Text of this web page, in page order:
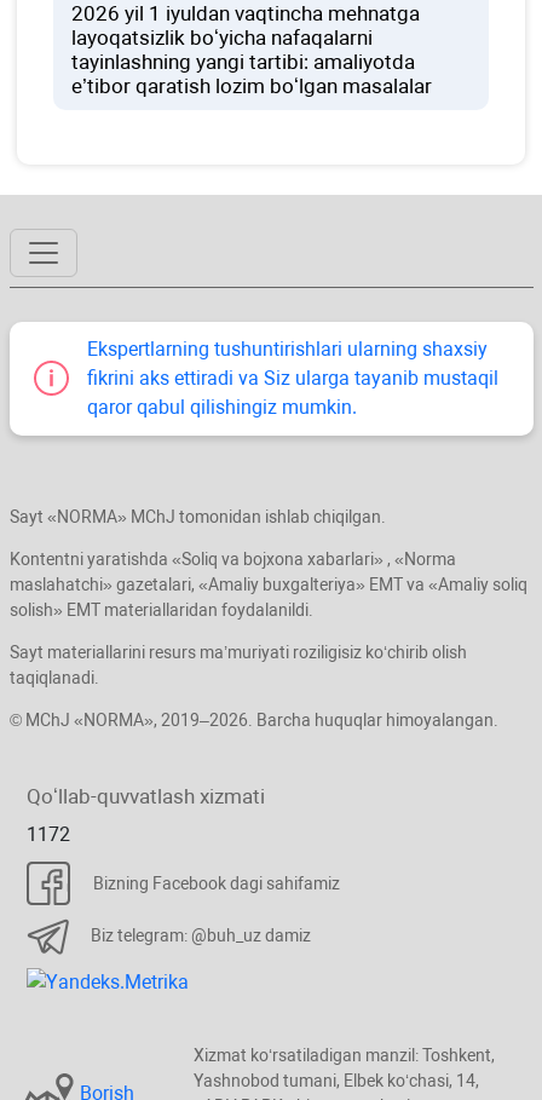
2026 yil 1 iyuldan vaqtincha mehnatga
layoqatsizlik boʻyicha nafaqalarni
tayinlashning yangi tartibi: amaliyotda
e’tibor qaratish lozim boʻlgan masalalar
Ekspertlarning tushuntirishlari ularning shaхsiy
fikrini aks ettiradi va Siz ularga tayanib mustaqil
qaror qabul qilishingiz mumkin.
Sayt «NORMA» MChJ tomonidan ishlab chiqilgan.
Kontentni yaratishda «Soliq va bojхona хabarlari» , «Norma
maslahatchi» gazetalari, «Amaliy buхgalteriya» EMT va «Amaliy soliq
solish» EMT materiallaridan foydalanildi.
Sayt materiallarini resurs ma’muriyati roziligisiz koʻchirib olish
taqiqlanadi.
© MChJ «NORMA», 2019–2026. Barcha huquqlar himoyalangan.
Qoʻllab-quvvatlash хizmati
1172
Bizning Facebook dagi sahifamiz
Biz telegram: @buh_uz damiz
Borish
Xizmat koʻrsatiladigan manzil: Toshkent,
Yashnobod tumani, Elbek koʻchasi, 14,